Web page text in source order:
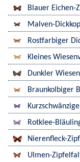
Blauer Eichen-
Malven-
Rostfarbiger
Kleines
Dunkler
Braunkolbiger
Rotklee-
Nierenfleck-
Ulmen-